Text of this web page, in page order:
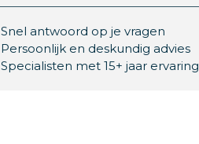
Snel antwoord op je vragen
Persoonlijk en deskundig advies
Specialisten met 15+ jaar ervaring